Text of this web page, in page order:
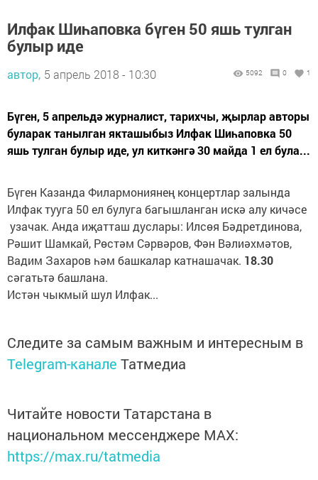
Илфак Шиһаповка бүген 50 яшь тулган
булыр иде
автор, 5 апрель 2018 - 10:30 5092 0 1
Бүген, 5 апрельдә журналист, тарихчы, җырлар авторы
буларак танылган якташыбыз Илфак Шиһаповка 50
яшь тулган булыр иде, ул киткәнгә 30 майда 1 ел була...
Бүген Казанда Филармониянең концертлар залында
Илфак тууга 50 ел булуга багышланган искә алу кичәсе
узачак. Анда иҗатташ дуслары: Илсөя Бәдретдинова,
Рәшит Шамкай, Рөстәм Сәрвәров, Фән Вәлиәхмәтов,
Вадим Захаров һәм башкалар катнашачак. 18.30
сәгатьтә башлана.
Истән чыкмый шул Илфак...
Следите за самым важным и интересным в
Telegram-канале Татмедиа
Читайте новости Татарстана в
национальном мессенджере MАХ:
https://max.ru/tatmedia